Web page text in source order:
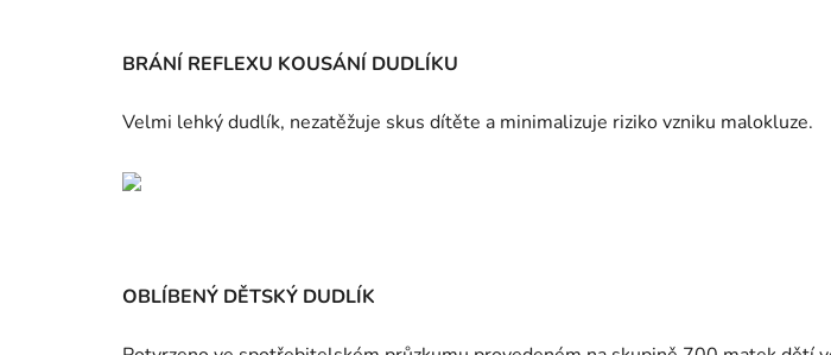
BRÁNÍ REFLEXU KOUSÁNÍ DUDLÍKU
Velmi lehký dudlík, nezatěžuje skus dítěte a minimalizuje riziko vzniku malokluze.
OBLÍBENÝ DĚTSKÝ DUDLÍK